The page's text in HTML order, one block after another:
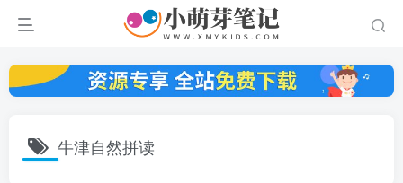
牛津自然拼读